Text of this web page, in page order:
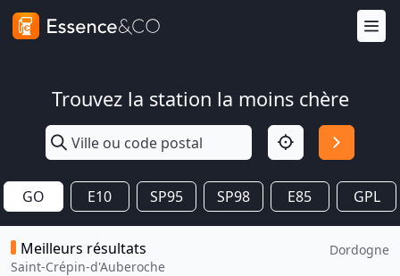
Trouvez la station la moins chère
GO E10 SP95 SP98 E85 GPL
Meilleurs résultats
Saint-Crépin-d'Auberoche
Dordogne